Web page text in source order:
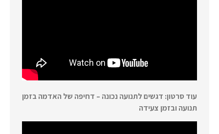
עוד סרטון: דגשים לתנועה נכונה – דחיפה של האדמה בזמן
תנועה ובזמן צעידה